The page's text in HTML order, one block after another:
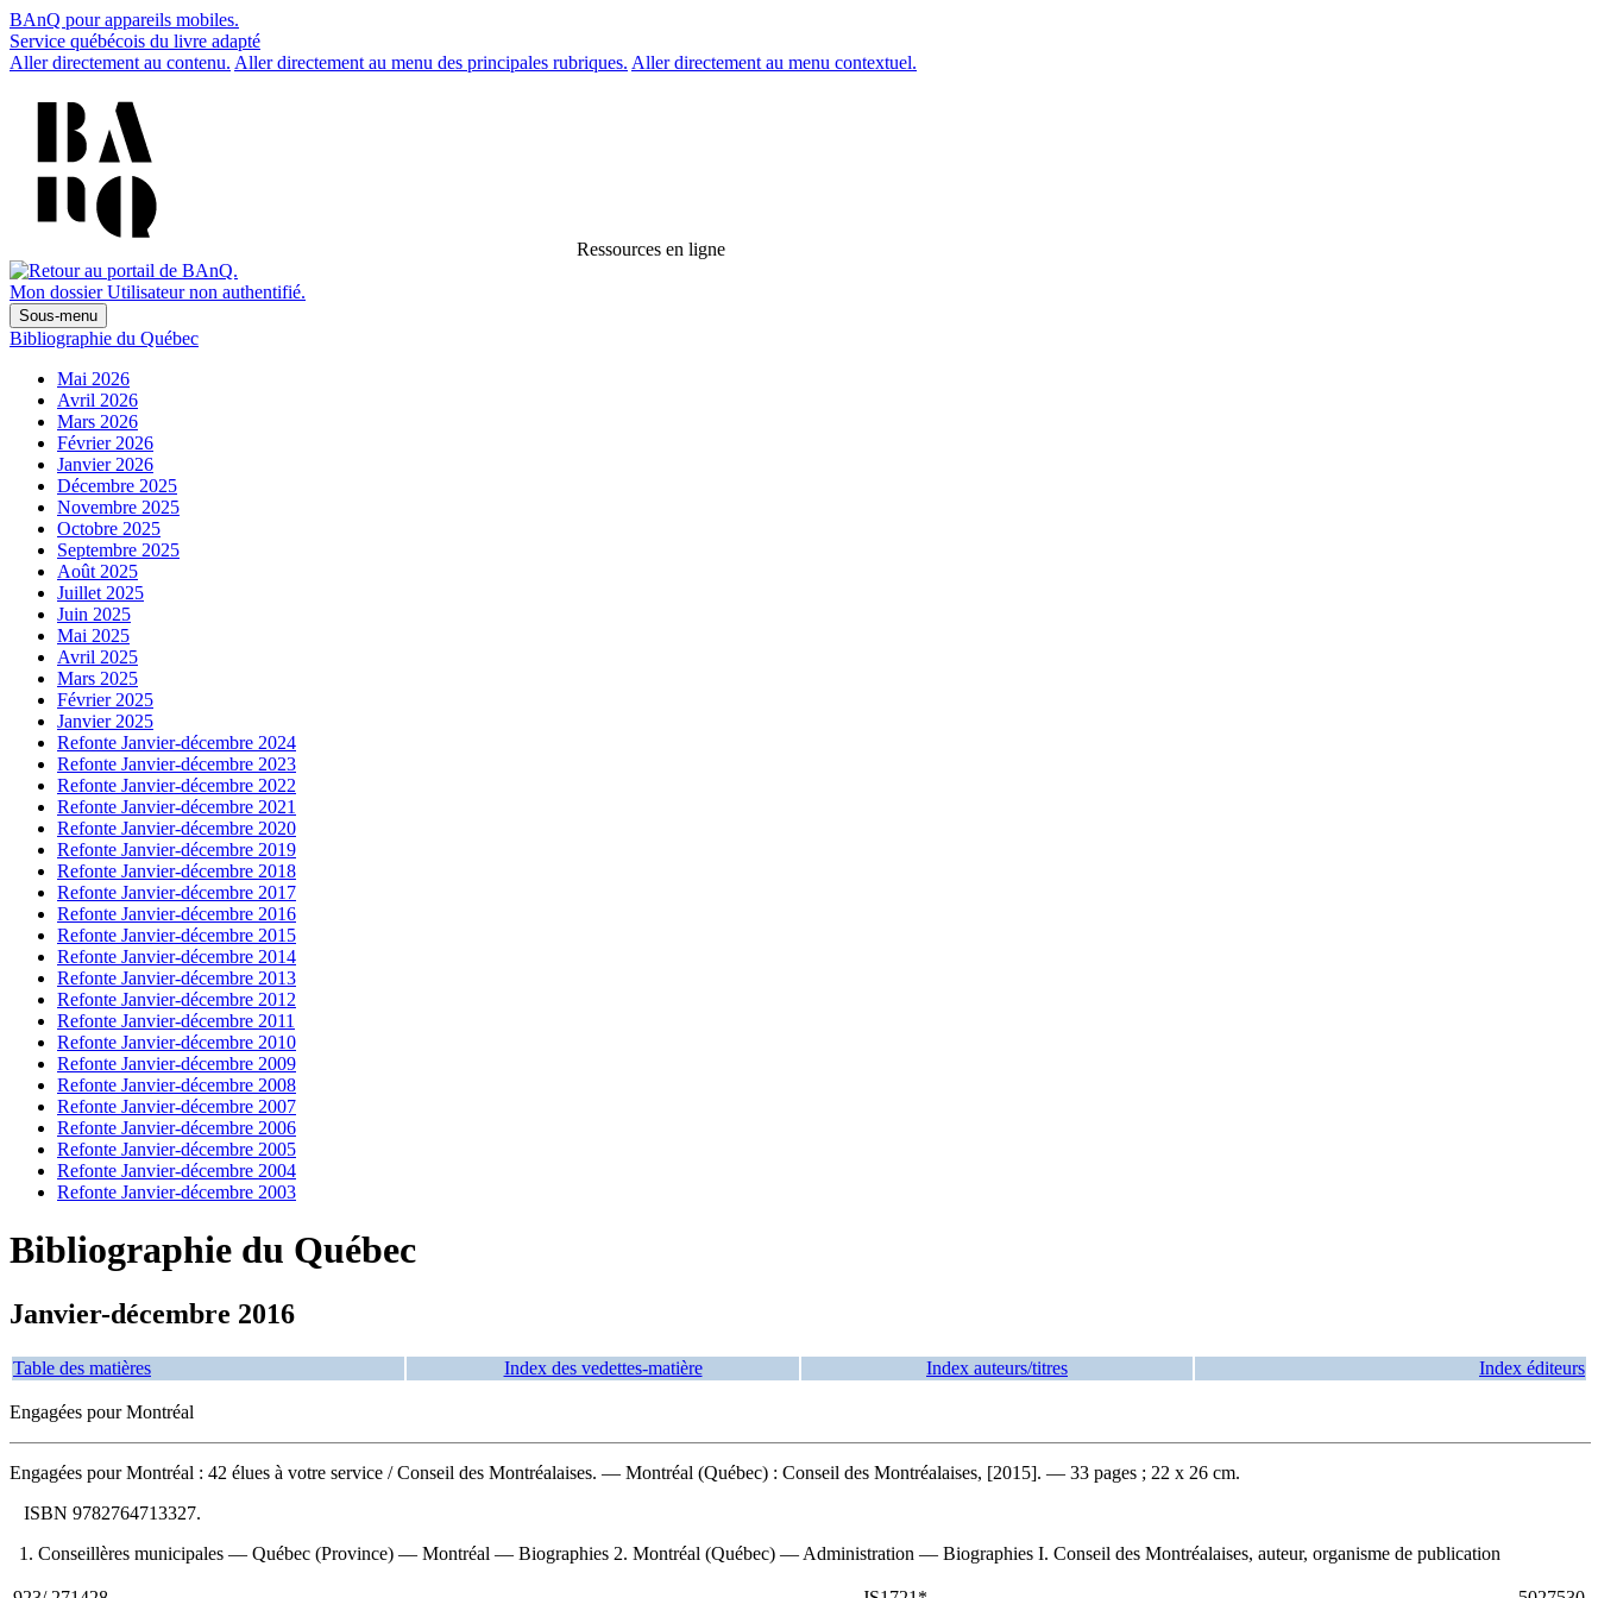
BAnQ pour appareils mobiles.
Service québécois du livre adapté
Aller directement au contenu. Aller directement au menu des principales rubriques. Aller directement au menu contextuel.
Ressources en ligne
Mon dossier Utilisateur non authentifié.
Sous-menu
Bibliographie du Québec
Mai 2026
Avril 2026
Mars 2026
Février 2026
Janvier 2026
Décembre 2025
Novembre 2025
Octobre 2025
Septembre 2025
Août 2025
Juillet 2025
Juin 2025
Mai 2025
Avril 2025
Mars 2025
Février 2025
Janvier 2025
Refonte Janvier-décembre 2024
Refonte Janvier-décembre 2023
Refonte Janvier-décembre 2022
Refonte Janvier-décembre 2021
Refonte Janvier-décembre 2020
Refonte Janvier-décembre 2019
Refonte Janvier-décembre 2018
Refonte Janvier-décembre 2017
Refonte Janvier-décembre 2016
Refonte Janvier-décembre 2015
Refonte Janvier-décembre 2014
Refonte Janvier-décembre 2013
Refonte Janvier-décembre 2012
Refonte Janvier-décembre 2011
Refonte Janvier-décembre 2010
Refonte Janvier-décembre 2009
Refonte Janvier-décembre 2008
Refonte Janvier-décembre 2007
Refonte Janvier-décembre 2006
Refonte Janvier-décembre 2005
Refonte Janvier-décembre 2004
Refonte Janvier-décembre 2003
Bibliographie du Québec
Janvier-décembre 2016
Table des matières Index des vedettes-matière Index auteurs/titres Index éditeurs
Engagées pour Montréal
Engagées pour Montréal : 42 élues à votre service / Conseil des Montréalaises. — Montréal (Québec) : Conseil des Montréalaises, [2015]. — 33 pages ; 22 x 26 cm.
ISBN 9782764713327.
1. Conseillères municipales — Québec (Province) — Montréal — Biographies 2. Montréal (Québec) — Administration — Biographies I. Conseil des Montréalaises, auteur, organisme de publication